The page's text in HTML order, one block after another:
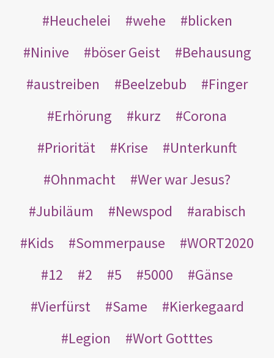
Heuchelei wehe
blicken
Ninive
böser Geist
Behausung
austreiben
Beelzebub
Finger
Erhörung
kurz
Corona
Priorität
Krise
Unterkunft
Ohnmacht
Wer war Jesus?
Jubiläum
Newspod
arabisch
Kids
Sommerpause
WORT2020
12
2 5 5000
Gänse
Vierfürst
Same
Kierkegaard
Legion
Wort Gotttes